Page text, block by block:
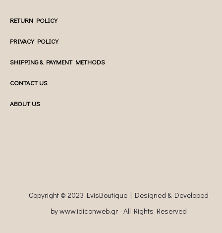
RETURN POLICY
PRIVACY POLICY
SHIPPING & PAYMENT METHODS
CONTACT US
ABOUT US
Copyright © 2023 EvisBoutique | Designed & Developed
bywww.idiconweb.gr- All Rights Reserved